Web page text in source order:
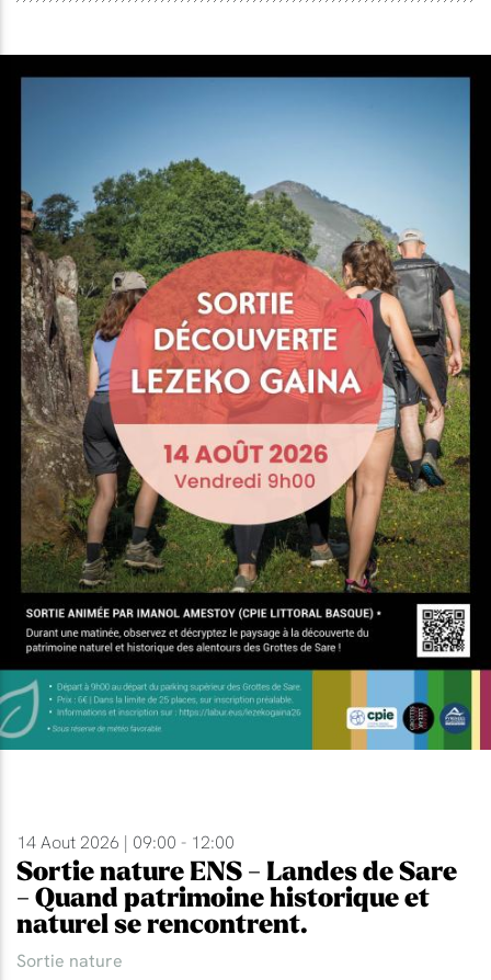
14 Aout 2026 | 09:00 - 12:00
Sortie nature ENS - Landes de Sare
- Quand patrimoine historique et
naturel se rencontrent.
Sortie nature